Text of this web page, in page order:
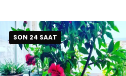
SON 24 SAAT